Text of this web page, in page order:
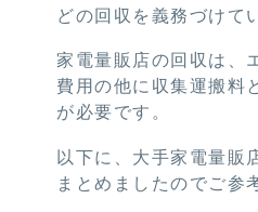
どの回収を義務づけて
家電量販店の回収は、
費用の他に収集運搬料
が必要です。
以下に、大手家電量販
まとめましたのでご参